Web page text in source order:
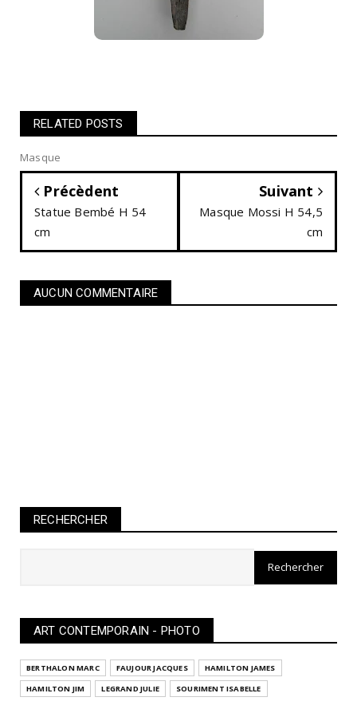
RELATED POSTS
Masque
Précèdent
Statue Bembé H 54
cm
Suivant
Masque Mossi H 54,5
cm
AUCUN COMMENTAIRE
RECHERCHER
ART CONTEMPORAIN - PHOTO
BERTHALON MARC FAUJOUR JACQUES
HAMILTON JAMES
HAMILTON JIM
LEGRAND JULIE SOURIMENT ISABELLE